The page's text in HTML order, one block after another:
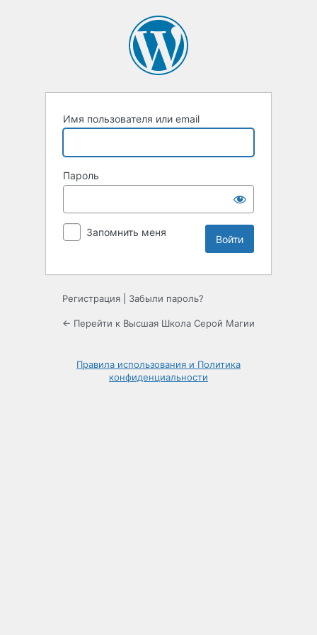
Имя пользователя или email
Пароль
Запомнить меня
Регистрация Забыли пароль?
← Перейти к Высшая Школа Серой Магии
Правила использования и Политика
конфиденциальности